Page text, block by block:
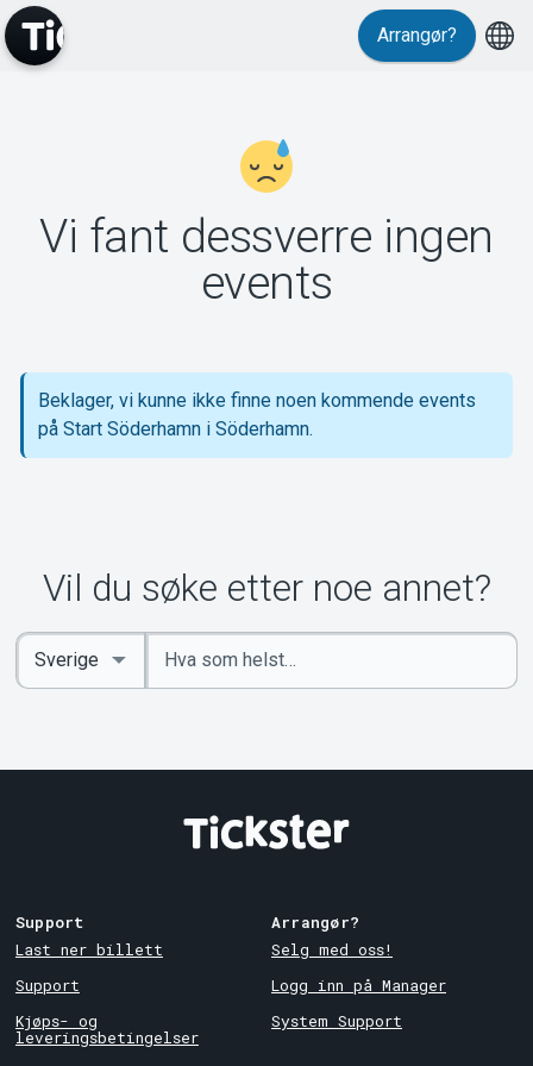
Support
Om Tickster
Arrangør?
Vi fant dessverre ingen
events
Beklager, vi kunne ikke finne noen kommende events
på Start Söderhamn i Söderhamn.
Vil du søke etter noe annet?
Angi
nøkkelord
Select
Country
Support
Last ner billett
Support
Kjøps- og
leveringsbetingelser
Arrangør?
Selg med oss!
Logg inn på Manager
System Support